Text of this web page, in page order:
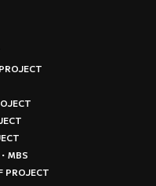
MBS
PROJECT